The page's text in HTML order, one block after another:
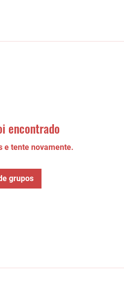
encontrado
e tente novamente.
grupos